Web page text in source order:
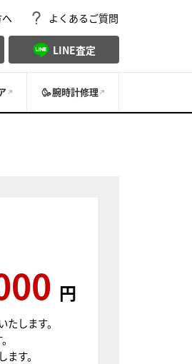
よくあるご質問
LINE査定
腕時計修理
円
します。
す。